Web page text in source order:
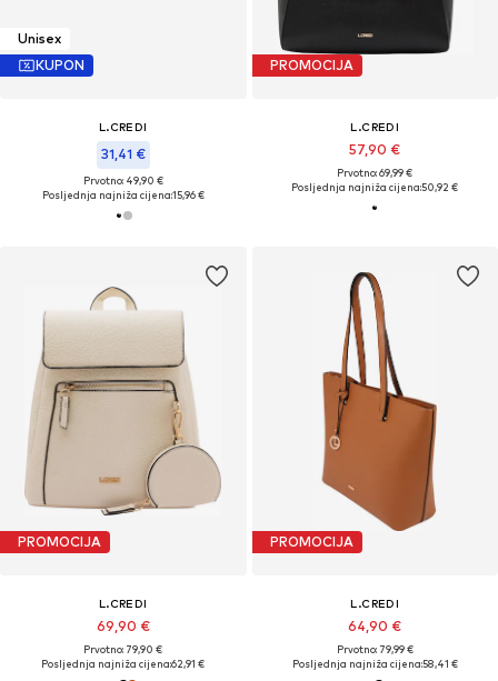
Unisex
KUPON
L.CREDI
31,41 €
Prvotno: 49,90 €
Posljednja najniža cijena:15,96 €
PROMOCIJA
L.CREDI
57,90 €
Prvotno: 69,99 €
Posljednja najniža cijena:50,92 €
PROMOCIJA
L.CREDI
69,90 €
Prvotno: 79,90 €
Posljednja najniža cijena:62,91 €
PROMOCIJA
L.CREDI
64,90 €
Prvotno: 79,99 €
Posljednja najniža cijena:58,41 €